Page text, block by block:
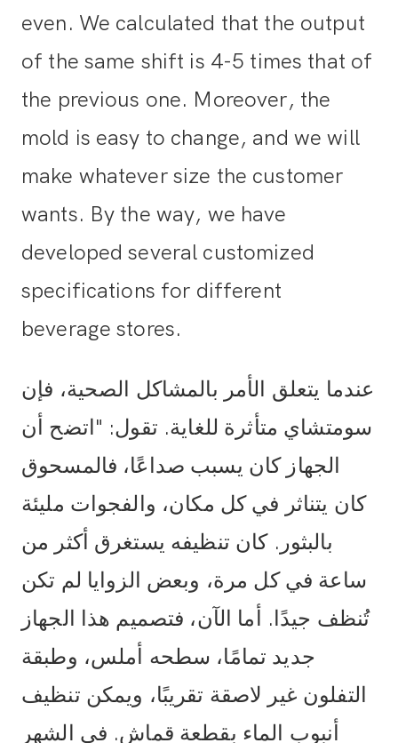
even. We calculated that the output
of the same shift is 4-5 times that of
the previous one. Moreover, the
mold is easy to change, and we will
make whatever size the customer
wants. By the way, we have
developed several customized
specifications for different
beverage stores.
عندما يتعلق الأمر بالمشاكل الصحية، فإن
سومتشاي متأثرة للغاية. تقول: "اتضح أن
الجهاز كان يسبب صداعًا، فالمسحوق
كان يتناثر في كل مكان، والفجوات مليئة
بالبثور. كان تنظيفه يستغرق أكثر من
ساعة في كل مرة، وبعض الزوايا لم تكن
تُنظف جيدًا. أما الآن، فتصميم هذا الجهاز
جديد تمامًا، سطحه أملس، وطبقة
التفلون غير لاصقة تقريبًا، ويمكن تنظيف
أنبوب الماء بقطعة قماش. في الشهر